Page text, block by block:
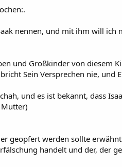
nennen, und mit ihm will
und Großkinder von diesem
Sein Versprechen nie, und
und es ist bekannt, dass
Mutter)
geopfert werden sollte
handelt und der, der